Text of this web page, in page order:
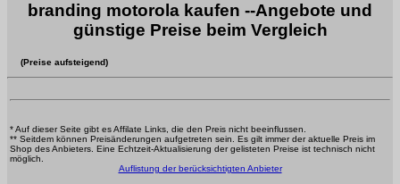
branding motorola kaufen --Angebote und
günstige Preise beim Vergleich
(Preise aufsteigend)
* Auf dieser Seite gibt es Affilate Links, die den Preis nicht beeinflussen.
** Seitdem können Preisänderungen aufgetreten sein. Es gilt immer der aktuelle Preis im
Shop des Anbieters. Eine Echtzeit-Aktualisierung der gelisteten Preise ist technisch nicht
möglich.
Auflistung der berücksichtigten Anbieter